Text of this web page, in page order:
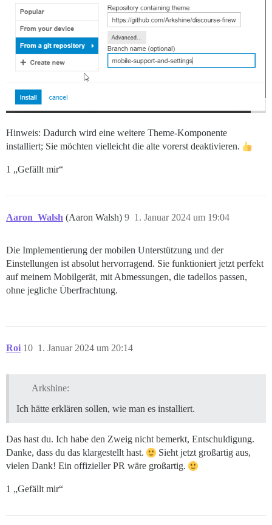
Hinweis: Dadurch wird eine weitere Theme-Komponente
installiert; Sie möchten vielleicht die alte vorerst deaktivieren.
1 „Gefällt mir“
Aaron_Walsh (Aaron Walsh) 1. Januar 2024 um 19:04
9
Die Implementierung der mobilen Unterstützung und der
Einstellungen ist absolut hervorragend. Sie funktioniert jetzt perfekt
auf meinem Mobilgerät, mit Abmessungen, die tadellos passen,
ohne jegliche Überfrachtung.
Roi 1. Januar 2024 um 20:14
10
Arkshine:
Ich hätte erklären sollen, wie man es installiert.
Das hast du. Ich habe den Zweig nicht bemerkt, Entschuldigung.
Danke, dass du das klargestellt hast.
Sieht jetzt großartig aus,
vielen Dank! Ein offizieller PR wäre großartig.
1 „Gefällt mir“